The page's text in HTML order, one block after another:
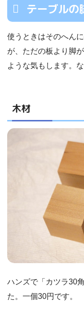
テーブルの
使うときはそのへん
が、ただの板より脚
ような気もします。
木材
ハンズで「カツラ30
た。一個30円です。